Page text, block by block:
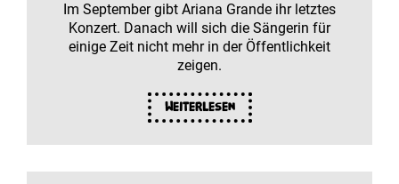
Im September gibt Ariana Grande ihr letztes
Konzert. Danach will sich die Sängerin für
einige Zeit nicht mehr in der Öffentlichkeit
zeigen.
Weiterlesen